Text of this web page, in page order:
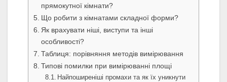
прямокутної кімнати?
Що робити з кімнатами складної форми?
Як врахувати ніші, виступи та інші
особливості?
Таблиця: порівняння методів вимірювання
Типові помилки при вимірюванні площі
Найпоширеніші промахи та як їх уникнути